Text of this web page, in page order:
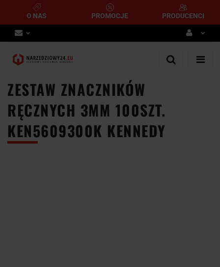
O NAS PROMOCJE PRODUCENCI
Zaloguj się
ZESTAW ZNACZNIKÓW
RĘCZNYCH 3MM 100SZT.
KEN5609300K KENNEDY